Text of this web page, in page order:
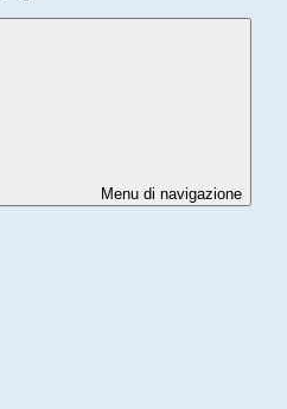
Menu di navigazione